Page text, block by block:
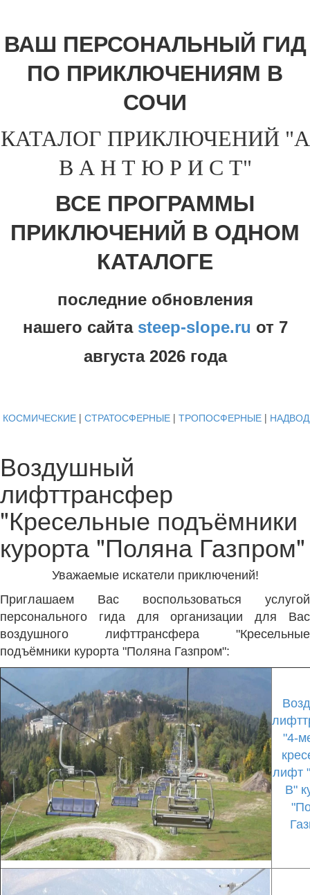
ВАШ ПЕРСОНАЛЬНЫЙ ГИД
ПО ПРИКЛЮЧЕНИЯМ В
СОЧИ
КАТАЛОГ ПРИКЛЮЧЕНИЙ "А
В А Н Т Ю Р И С Т"
ВСЕ ПРОГРАММЫ
ПРИКЛЮЧЕНИЙ В ОДНОМ
КАТАЛОГЕ
последние обновления
нашего сайта steep-slope.ru от 7
августа 2026 года
КОСМИЧЕСКИЕ | СТРАТОСФЕРНЫЕ | ТРОПОСФЕРНЫЕ |
Воздушный
лифттрансфер
"Кресельные подъёмники
курорта "Поляна Газпром"
Уважаемые искатели приключений!
Приглашаем Вас воспользоваться услугой
персонального гида для организации для Вас
воздушного лифттрансфера "Кресельные
подъёмники курорта "Поляна Газпром":
"4-
лифт
В"